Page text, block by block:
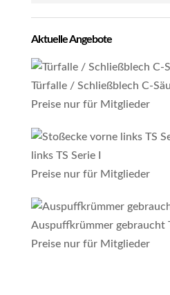
Aktuelle Angebote
Türfalle / Schließblech C-
Preise nur für Mitglieder
links TS Serie I
Preise nur für Mitglieder
Auspuffkrümmer gebraucht
Preise nur für Mitglieder